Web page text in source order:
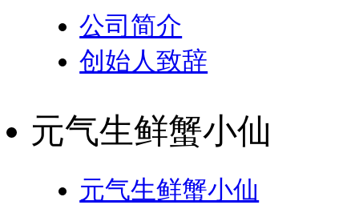
公司简介
创始人致辞
元气生鲜蟹小仙
元气生鲜蟹小仙